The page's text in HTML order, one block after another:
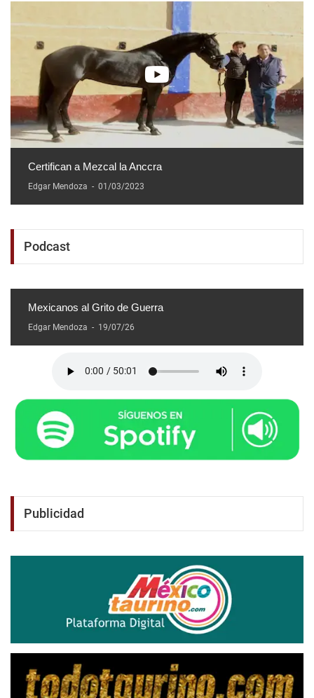
Certifican a Mezcal la Anccra
Edgar Mendoza - 01/03/2023
Podcast
Mexicanos al Grito de Guerra
Edgar Mendoza - 19/07/26
Publicidad